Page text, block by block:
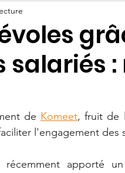
Les Roues Cool
soutiennent
salariés
de Komeet, fruit de
l'engagement des
apporté